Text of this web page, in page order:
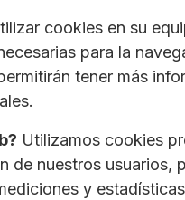
cookies en su
para la
tener más
Utilizamos cookies
nuestros
y